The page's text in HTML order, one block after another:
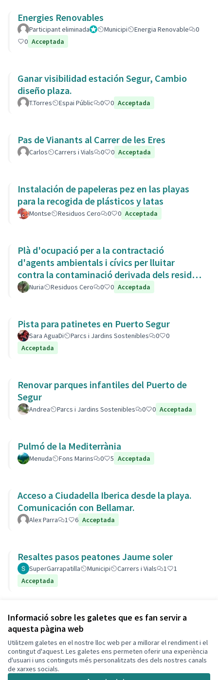
Informació sobre les galetes que es fan servir a
aquesta pàgina web
Utilitzem galetes en el nostre lloc web per a millorar el rendiment i el
contingut d'aquest. Les galetes ens permeten oferir una experiència
d'usuari i uns continguts més personalitzats des dels nostres canals
de xarxes socials.
Energies Renovables
Participant eliminadaAdministrador
Municipi Energia Renovable
0
0 Acceptada
Ganar visibilidad estación Segur, Cambio
diseño plaza.
T.Torres Espai Públic 0 0 Acceptada
Pas de Vianants al Carrer de les Eres
Carlos Carrers i Vials 0 0 Acceptada
Instalación de papeleras pez en las playas
para la recogida de plásticos y latas
Montse Residuos Cero 0 0 Acceptada
Plà d'ocupació per a la contractació
d'agents ambientals i cívics per lluitar
contra la contaminació derivada dels residus
de la Còvid-19
Nuria Residuos Cero 0 0 Acceptada
Pista para patinetes en Puerto Segur
Sara AguaDi Parcs i Jardins Sostenibles 0
0
Acceptada
Renovar parques infantiles del Puerto de
Segur
Andrea Parcs i Jardins Sostenibles 0 0 Acceptada
Pulmó de la Mediterrània
Menuda Fons Marins 0 5 Acceptada
Acceso a Ciudadella Iberica desde la playa.
Comunicación con Bellamar.
Alex Parra 1 6 Acceptada
Resaltes pasos peatones Jaume soler
SuperGarrapatilla Municipi Carrers i Vials 1
1
Acceptada
Veure totes les propostes retirades
Termes i condicions d'ús
Configuració de les galetes
Decidim Calafell a X
(Enllaç extern)
Decidim Calafell a Facebook
Decidim Calafell a YouTube
Decidim Calafell a GitHub
(Enllaç extern)